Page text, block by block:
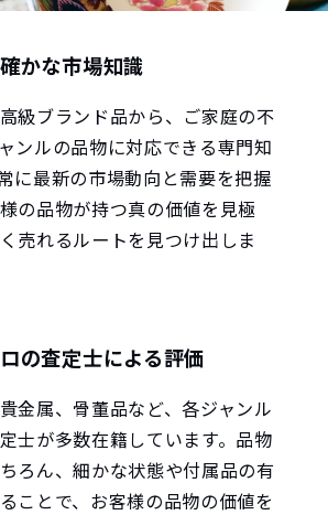
かな市場知識
級ブランド品から、ご家庭の不
ンルの品物に対応できる専門知
に最新の市場動向と需要を把握
の品物が持つ真の価値を見極
売れるルートを見つけ出しま
の査定士による評価
金属、骨董品など、各ジャンル
士が多数在籍しています。品物
ろん、細かな状態や付属品の有
ことで、お客様の品物の価値を